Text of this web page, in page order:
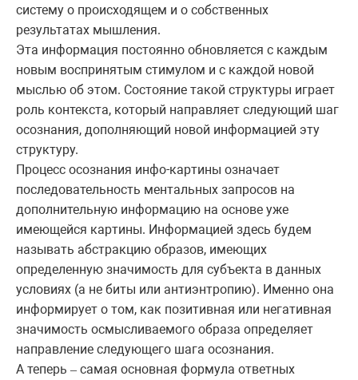
систему о происходящем и о собственных
результатах мышления.
Эта информация постоянно обновляется с каждым
новым воспринятым стимулом и с каждой новой
мыслью об этом. Состояние такой структуры играет
роль контекста, который направляет следующий шаг
осознания, дополняющий новой информацией эту
структуру.
Процесс осознания инфо-картины означает
последовательность ментальных запросов на
дополнительную информацию на основе уже
имеющейся картины. Информацией здесь будем
называть абстракцию образов, имеющих
определенную значимость для субъекта в данных
условиях (а не биты или антиэнтропию). Именно она
информирует о том, как позитивная или негативная
значимость осмысливаемого образа определяет
направление следующего шага осознания.
А теперь – самая основная формула ответных